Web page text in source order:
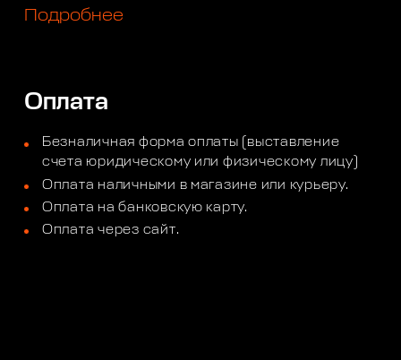
Подробнее
Оплата
Безналичная форма оплаты (выставление
счета юридическому или физическому лицу)
Оплата наличными в магазине или курьеру.
Оплата на банковскую карту.
Оплата через сайт.